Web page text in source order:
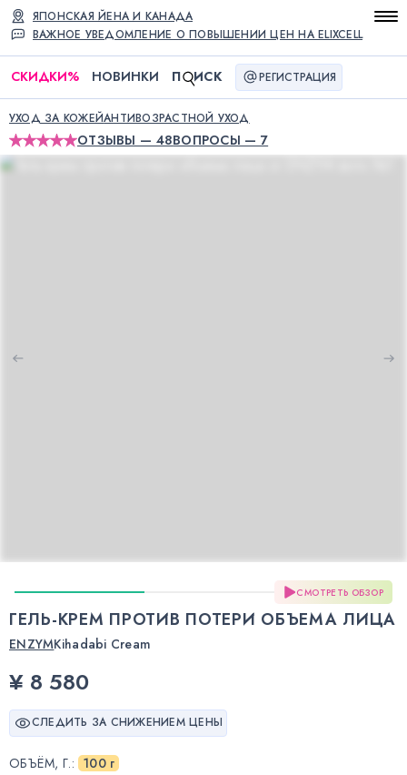
ВАЖНОЕ УВЕДОМЛЕНИЕ О ПОВЫШЕНИИ ЦЕН НА ELIXCELL
ЯПОНСКАЯ ЙЕНА И КАНАДА
СКИДКИ% НОВИНКИ П ИСК РЕГИСТРАЦИЯ
УХОД ЗА КОЖЕЙАНТИВОЗРАСТНОЙ УХОД
ОТЗЫВЫ — 48ВОПРОСЫ — 7
СМОТРЕТЬ ОБЗОР
ГЕЛЬ-КРЕМ ПРОТИВ ПОТЕРИ ОБЪЕМА ЛИЦА
ENZYMKihadabi Cream
¥ 8 580
СЛЕДИТЬ ЗА СНИЖЕНИЕМ ЦЕНЫ
ОБЪЁМ, Г.: 100 г